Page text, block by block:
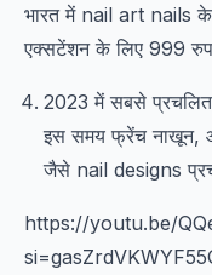
भारत में nail art nails
एक्सटेंशन के लिए 999
2023 में सबसे
इस समय फ्रेंच नाखून,
जैसे nail designs
https://youtu.be/